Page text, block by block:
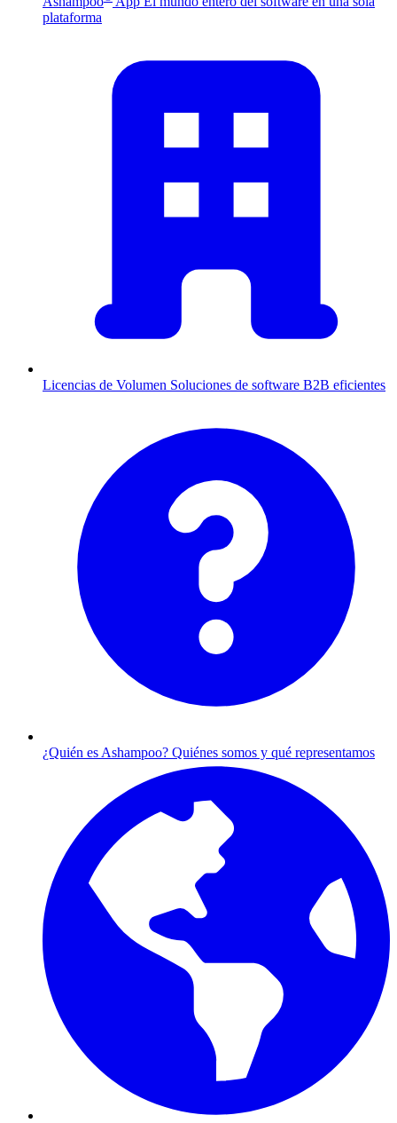
plataforma
Licencias de Volumen Soluciones de software B2B eficientes
¿Quién es Ashampoo? Quiénes somos y qué representamos